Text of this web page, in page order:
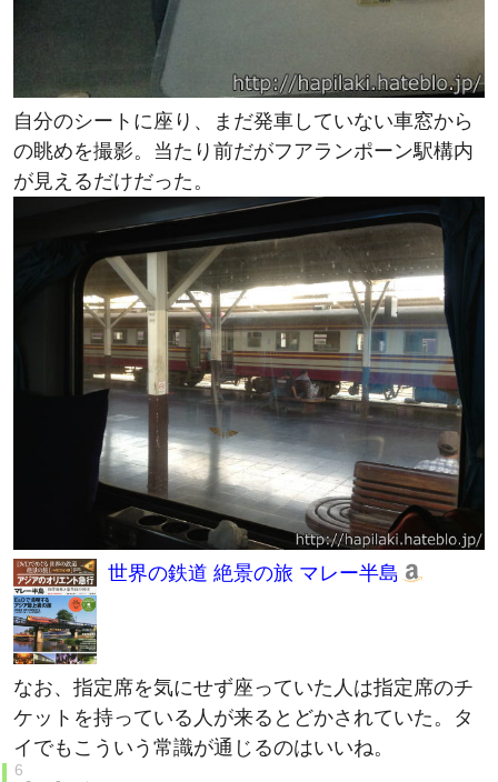
自分のシートに座り、まだ発車していない車窓から
の眺めを撮影。当たり前だがフアランポーン駅構内
が見えるだけだった。
世界の鉄道 絶景の旅 マレー半島
なお、指定席を気にせず座っていた人は指定席のチ
ケットを持っている人が来るとどかされていた。タ
イでもこういう常識が通じるのはいいね。
車内食のパンフレット